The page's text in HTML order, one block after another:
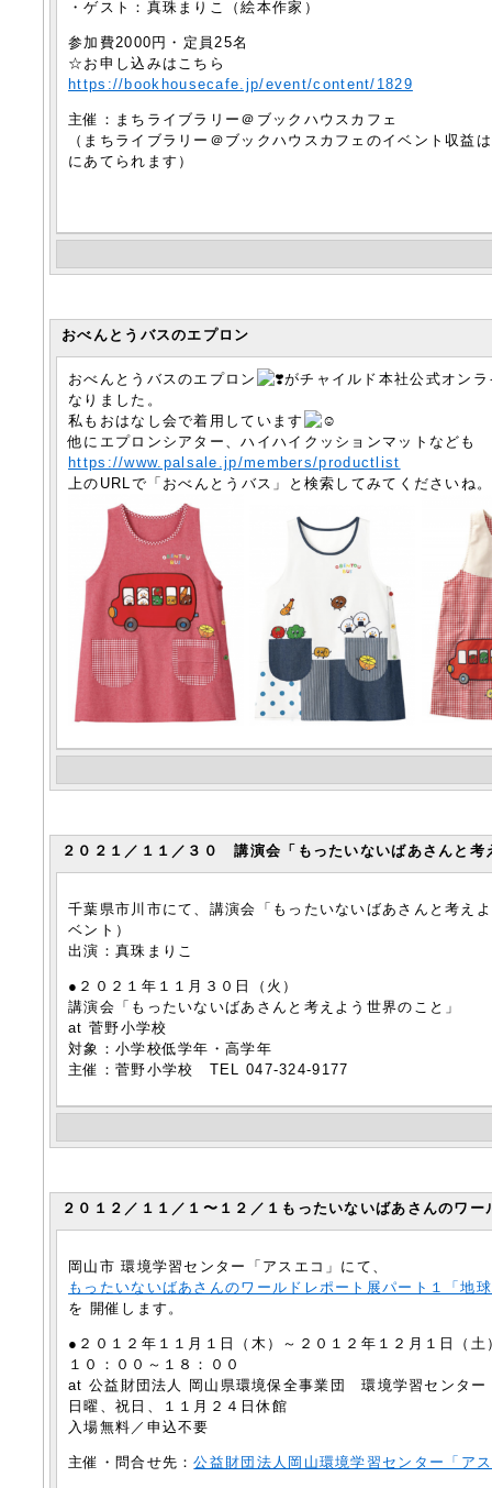
・ゲスト：真珠まりこ（絵本作家）
参加費2000円・定員25名
☆お申し込みはこちら
https://bookhousecafe.jp/event/content/1829
主催：まちライブラリー＠ブックハウスカフェ
（まちライブラリー＠ブックハウスカフェのイベント収益
にあてられます）
おべんとうバスのエプロン
おべんとうバスのエプロン
がチャイルド本社公式オン
なりました。
私もおはなし会で着用しています
他にエプロンシアター、ハイハイクッションマットなども
https://www.palsale.jp/members/productlist
上のURLで「おべんとうバス」と検索してみてくださいね。
２０２１／１１／３０ 講演会「もったいないばあさんと
千葉県市川市にて、講演会「もったいないばあさんと考え
ベント）
出演：真珠まりこ
●２０２１年１１月３０日（火）
講演会「もったいないばあさんと考えよう世界のこと」
at 菅野小学校
対象：小学校低学年・高学年
主催：菅野小学校 TEL 047-324-9177
２０１２／１１／１〜１２／１もったいないばあさんのワ
岡山市 環境学習センター「アスエコ」にて、
もったいないばあさんのワールドレポート展パート１「地
を 開催します。
●２０１２年１１月１日（木）～２０１２年１２月１日（土
１０：００～１８：００
at 公益財団法人 岡山県環境保全事業団 環境学習センター
日曜、祝日、１１月２４日休館
入場無料／申込不要
主催・問合せ先：公益財団法人岡山環境学習センター「ア